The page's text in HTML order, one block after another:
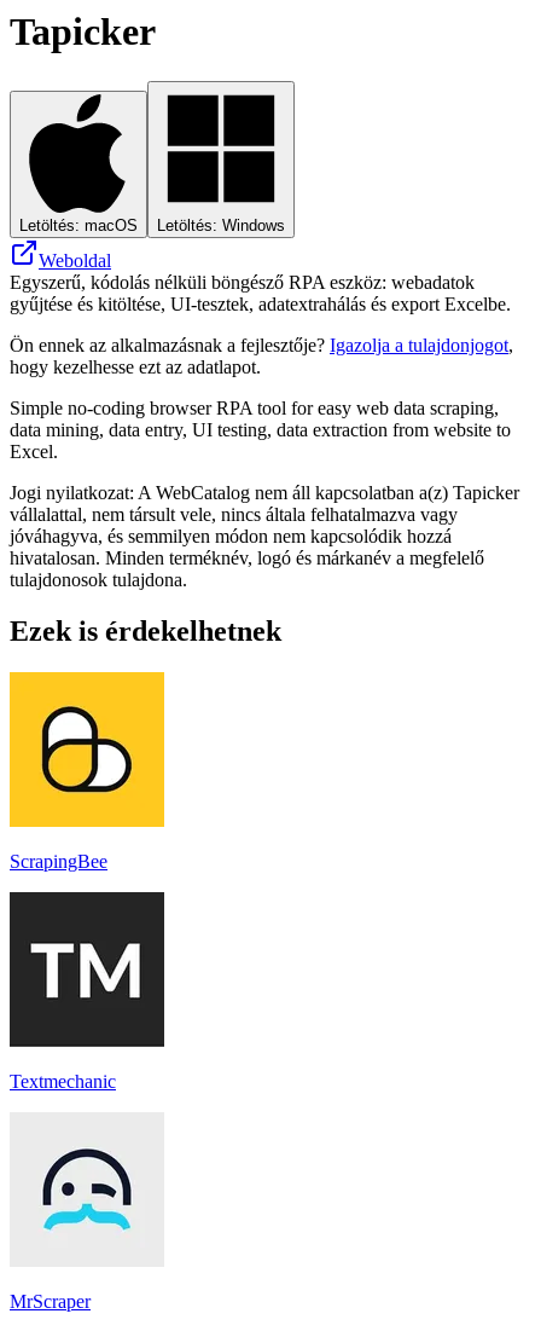
Tapicker
Letöltés: macOS Letöltés: Windows
Weboldal
Egyszerű, kódolás nélküli böngésző RPA eszköz: webadatok
gyűjtése és kitöltése, UI-tesztek, adatextrahálás és export Excelbe.
Ön ennek az alkalmazásnak a fejlesztője? Igazolja a tulajdonjogot,
hogy kezelhesse ezt az adatlapot.
Simple no-coding browser RPA tool for easy web data scraping,
data mining, data entry, UI testing, data extraction from website to
Excel.
Jogi nyilatkozat: A WebCatalog nem áll kapcsolatban a(z) Tapicker
vállalattal, nem társult vele, nincs általa felhatalmazva vagy
jóváhagyva, és semmilyen módon nem kapcsolódik hozzá
hivatalosan. Minden terméknév, logó és márkanév a megfelelő
tulajdonosok tulajdona.
Ezek is érdekelhetnek
ScrapingBee
Textmechanic
MrScraper